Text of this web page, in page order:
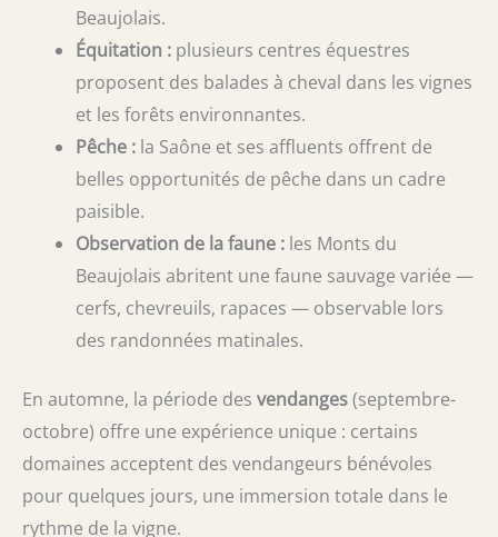
Beaujolais.
Équitation : plusieurs centres équestres
proposent des balades à cheval dans les vignes
et les forêts environnantes.
Pêche : la Saône et ses affluents offrent de
belles opportunités de pêche dans un cadre
paisible.
Observation de la faune : les Monts du
Beaujolais abritent une faune sauvage variée —
cerfs, chevreuils, rapaces — observable lors
des randonnées matinales.
En automne, la période des vendanges(septembre-
octobre) offre une expérience unique : certains
domaines acceptent des vendangeurs bénévoles
pour quelques jours, une immersion totale dans le
rythme de la vigne.